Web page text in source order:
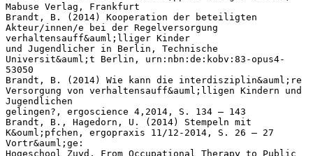
Mabuse Verlag, Frankfurt
Brandt, B. (2014) Kooperation der beteiligten
Akteur/innen/e bei der Regelversorgung
verhaltensauff&auml;lliger Kinder
und Jugendlicher in Berlin, Technische
Universit&auml;t Berlin, urn:nbn:de:kobv:83-opus4-
53050
Brandt, B. (2014) Wie kann die interdisziplin&auml;re
Versorgung von verhaltensauff&auml;lligen Kindern und
Jugendlichen
gelingen?, ergoscience 4,2014, S. 134 – 143
Brandt, B., Hagedorn, U. (2014) Stempeln mit
K&ouml;pfchen, ergopraxis 11/12-2014, S. 26 – 27
Vortr&auml;ge:
Hogeschool Zuyd, From Occupational Therapy to Public